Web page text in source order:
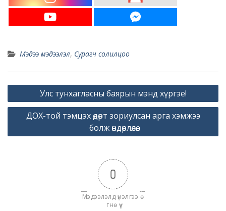
Мэдээ мэдээлэл, Сурагч солилцоо
Post
navigation
Улс тунхагласны баярын мэнд хүргэе!
ДОХ-той тэмцэх өдөрт зориулсан арга хэмжээ
болж өндөрлөлөө.
0
Мэдээлэлд үнэлгээ ө
гнө үү